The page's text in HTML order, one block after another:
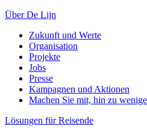
Über De Lijn
Zukunft und Werte
Organisation
Projekte
Jobs
Presse
Kampagnen und Aktionen
Machen Sie mit, hin zu
Lösungen für Reisende